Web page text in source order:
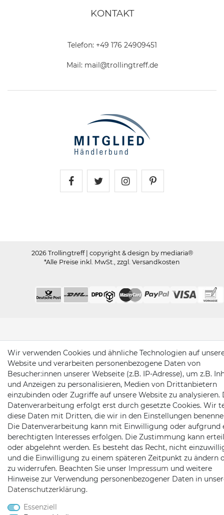
KONTAKT
Telefon: +49 176 24909451
Mail: mail@trollingtreff.de
2026 Trollingtreff | copyright & design by mediaria®
*Alle Preise inkl. MwSt., zzgl. Versandkosten
Wir verwenden Cookies und ähnliche Technologien auf
Website und verarbeiten personenbezogene Daten von
Besucher:innen unserer Webseite (z.B. IP-Adresse), um z.B.
und Anzeigen zu personalisieren, Medien von Drittanbietern
einzubinden oder Zugriffe auf unsere Website zu analysieren.
Datenverarbeitung erfolgt erst durch gesetzte Cookies. Wir
diese Daten mit Dritten, die wir in den Einstellungen
Die Datenverarbeitung kann mit Einwilligung oder aufgrund
berechtigten Interesses erfolgen. Die Zustimmung kann
oder abgelehnt werden. Es besteht das Recht, nicht
und die Einwilligung zu einem späteren Zeitpunkt zu ändern
zu widerrufen. Beachten Sie unser Impressum und weitere
Hinweise zur Verwendung personenbezogener Daten in
Daten­schutz­erklärung.
Essenziell